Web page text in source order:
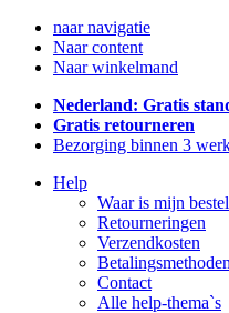
naar navigatie
Naar content
Naar winkelmand
Nederland: Gratis
Gratis retourneren
Bezorging binnen 3
Help
Waar is mijn
Retourneringen
Verzendkosten
Betalingsmethoden
Contact
Alle help-thema`s